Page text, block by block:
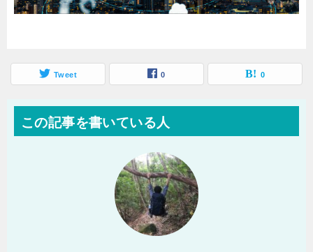
Tweet 0 0
この記事を書いている人